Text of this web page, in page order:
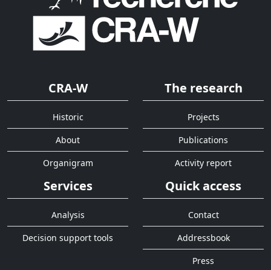
CRA-W
Historic
About
Organigram
The research
Projects
Publications
Activity report
Services
Analysis
Decision support tools
Quick access
Contact
Addressbook
Press